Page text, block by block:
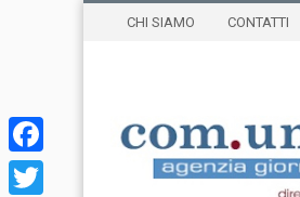
CHI SIAMO CONTATTI
Facebook